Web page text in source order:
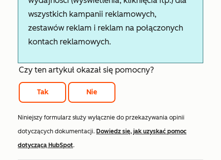
wszystkich kampanii reklamowych,
zestawów reklam i reklam na połączonych
kontach reklamowych.
Czy ten artykuł okazał się pomocny?
Tak Nie
Niniejszy formularz służy wyłącznie do przekazywania opinii
dotyczących dokumentacji. Dowiedz się, jak uzyskać pomoc
dotyczącą HubSpot.